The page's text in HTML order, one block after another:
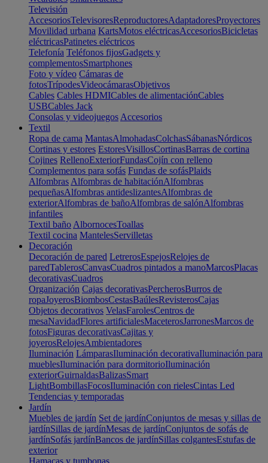
Televisión
AccesoriosTelevisoresReproductoresAdaptadoresProyectores
Movilidad urbana KartsMotos eléctricasAccesoriosBicicletas
eléctricasPatinetes eléctricos
Telefonía Teléfonos fijosGadgets y
complementosSmartphones
Foto y vídeo Cámaras de
fotosTrípodesVideocámarasObjetivos
Cables Cables HDMICables de alimentaciónCables
USBCables Jack
Consolas y videojuegos Accesorios
Textil
Ropa de cama MantasAlmohadasColchasSábanasNórdicos
Cortinas y estores EstoresVisillosCortinasBarras de cortina
Cojines RellenoExteriorFundasCojín con relleno
Complementos para sofás Fundas de sofásPlaids
Alfombras Alfombras de habitaciónAlfombras
pequeñasAlfombras antideslizantesAlfombras de
exteriorAlfombras de bañoAlfombras de salónAlfombras
infantiles
Textil baño AlbornocesToallas
Textil cocina MantelesServilletas
Decoración
Decoración de pared LetrerosEspejosRelojes de
paredTablerosCanvasCuadros pintados a manoMarcosPlacas
decorativasCuadros
Organización Cajas decorativasPercherosBurros de
ropaJoyerosBiombosCestasBaúlesRevisterosCajas
Objetos decorativos VelasFarolesCentros de
mesaNavidadFlores artificialesMaceterosJarronesMarcos de
fotosFiguras decorativasCajitas y
joyerosRelojesAmbientadores
Iluminación LámparasIluminación decorativaIluminación para
mueblesIluminación para dormitorioIluminación
exteriorGuirnaldasBalizasSmart
LightBombillasFocosIluminación con rielesCintas Led
Tendencias y temporadas
Jardín
Muebles de jardín Set de jardínConjuntos de mesas y sillas de
jardínSillas de jardínMesas de jardínConjuntos de sofás de
jardínSofás jardínBancos de jardínSillas colgantesEstufas de
exterior
Hamacas y tumbonas